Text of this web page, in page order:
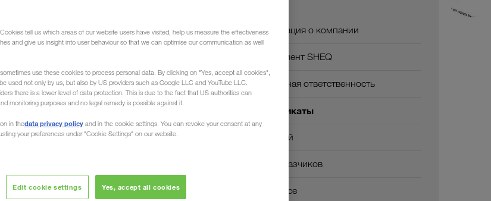
всемирный лидер в сфере
информации о юридических
Информация о компании
Менеджмент SHEQ
Социальная ответственность
Сертификаты
Глоссарий
ЧаВо заказчиков
Compliance
tell us which areas of our website users have visited, help us measure the effectiveness
and give us insight into user behaviour so that we can optimise our communication as well
use these cookies to process personal data. By clicking on "Yes, accept all cookies",
used not only by us, but also by US providers such as Google LLC and YouTube LLC.
there is a lower level of data protection. This is due to the fact that US authorities can
monitoring purposes and no legal remedy is possible against it.
in thedata privacy policy and in the cookie settings. You can revoke your consent at any
your preferences under "Cookie Settings" on our website.
Edit cookie settings Yes, accept all cookies